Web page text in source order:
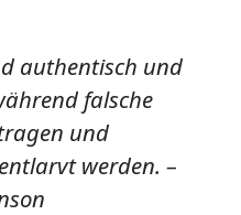
authentisch und
falsche
und
werden. –